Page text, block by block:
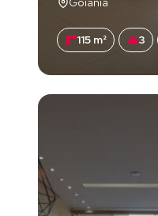
115 m² 3